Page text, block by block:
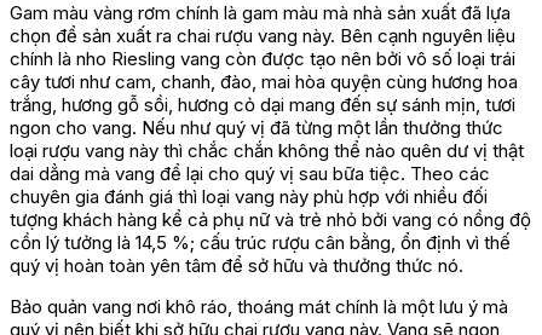
Gam màu vàng rơm chính là gam màu mà nhà sản xuất đã lựa
chọn để sản xuất ra chai rượu vang này. Bên cạnh nguyên liệu
chính là nho Riesling vang còn được tạo nên bởi vô số loại trái
cây tươi như cam, chanh, đào, mai hòa quyện cùng hương hoa
trắng, hương gỗ sồi, hương cỏ dại mang đến sự sánh mịn, tươi
ngon cho vang. Nếu như quý vị đã từng một lần thưởng thức
loại rượu vang này thì chắc chắn không thể nào quên dư vị thật
dai dẳng mà vang để lại cho quý vị sau bữa tiệc. Theo các
chuyên gia đánh giá thì loại vang này phù hợp với nhiều đối
tượng khách hàng kể cả phụ nữ và trẻ nhỏ bởi vang có nồng độ
cồn lý tưởng là 14,5 %; cấu trúc rượu cân bằng, ổn định vì thế
quý vị hoàn toàn yên tâm để sở hữu và thưởng thức nó.
Bảo quản vang nơi khô ráo, thoáng mát chính là một lưu ý mà
quý vị nên biết khi sở hữu chai rượu vang này. Vang sẽ ngon